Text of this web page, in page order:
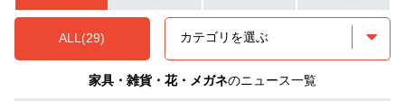
カテゴリを選ぶ
ALL (29)
家具・雑貨・花・メガネのニュース一覧